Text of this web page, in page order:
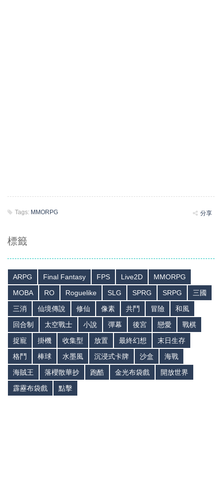
Tags: MMORPG 分享
標籤
ARPG Final Fantasy FPS Live2D
MMORPG
MOBA
RO Roguelike SLG SPRG SRPG
三國
三消
仙境傳說 修仙 像素 共鬥 冒險
和風
回合制
太空戰士 小說 彈幕 後宮 戀愛
戰棋
捉寵
掛機 收集型 放置 最終幻想
末日生存
格鬥
棒球 水墨風 沉浸式卡牌 沙盒
海戰
海賊王
落櫻散華抄 跑酷 金光布袋戲
開放世界
霹靂布袋戲
點擊